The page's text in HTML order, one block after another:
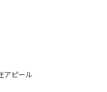
アピール